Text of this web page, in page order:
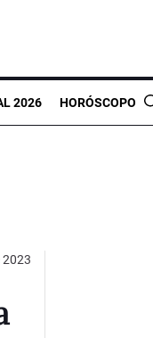
2026 HORÓSCOPO
2023